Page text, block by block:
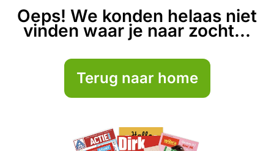
Oeps! We konden helaas niet
vinden waar je naar zocht...
Terug naar home